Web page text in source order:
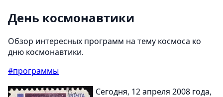
День космонавтики
Обзор интересных программ на тему космоса ко
дню космонавтики.
#программы
Сегодня, 12 апреля 2008 года,